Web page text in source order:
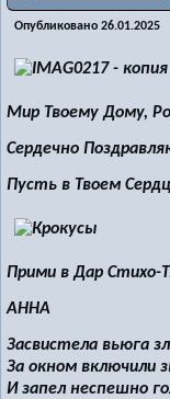
Опубликовано 26.01.2025
Мир Твоему Дому,
Сердечно
Пусть в Твоем
Прими в Дар Стихо-
АННА
Засвистела вьюга
За окном включили
И запел неспешно